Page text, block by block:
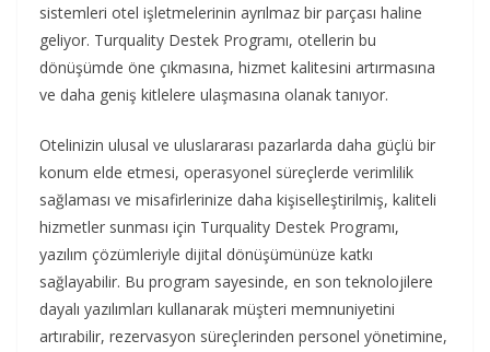
sistemleri otel işletmelerinin ayrılmaz bir parçası haline
geliyor. Turquality Destek Programı, otellerin bu
dönüşümde öne çıkmasına, hizmet kalitesini artırmasına
ve daha geniş kitlelere ulaşmasına olanak tanıyor.
Otelinizin ulusal ve uluslararası pazarlarda daha güçlü bir
konum elde etmesi, operasyonel süreçlerde verimlilik
sağlaması ve misafirlerinize daha kişiselleştirilmiş, kaliteli
hizmetler sunması için Turquality Destek Programı,
yazılım çözümleriyle dijital dönüşümünüze katkı
sağlayabilir. Bu program sayesinde, en son teknolojilere
dayalı yazılımları kullanarak müşteri memnuniyetini
artırabilir, rezervasyon süreçlerinden personel yönetimine,